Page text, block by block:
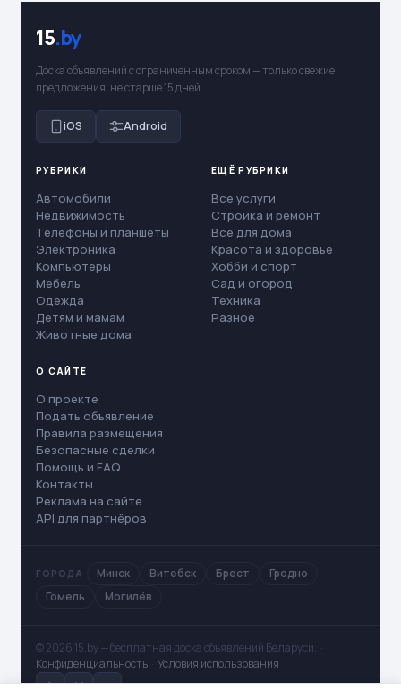
15.by
Доска объявлений с ограниченным сроком — только свежие
предложения, не старше 15 дней.
iOS Android
РУБРИКИ
Автомобили
Недвижимость
Телефоны и планшеты
Электроника
Компьютеры
Мебель
Одежда
Детям и мамам
Животные дома
ЕЩЁ РУБРИКИ
Все услуги
Стройка и ремонт
Все для дома
Красота и здоровье
Хобби и спорт
Сад и огород
Техника
Разное
О САЙТЕ
О проекте
Подать объявление
Правила размещения
Безопасные сделки
Помощь и FAQ
Контакты
Реклама на сайте
API для партнёров
ГОРОДА Минск Витебск Брест
Гродно
Гомель
Могилёв
© 2026 15.by — бесплатная доска объявлений Беларуси. ·
Конфиденциальность · Условия использования
✈ V ◻